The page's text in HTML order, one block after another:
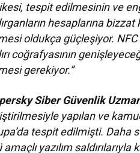
tespit edilmesinin ve
hesaplarına
oldukça güçleşiyor.
coğrafyasının
gerekiyor.”
Siber Güvenlik
yapılan ve
tespit edilmişti. Daha
amaçlı yazılım